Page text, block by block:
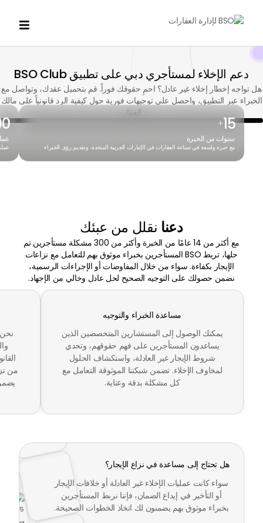

دعم الإخلاء لمستأجري دبي على تطبيق BSO Club
هل تواجه إخطار إخلاء غير عادل؟ احمِ حقوقك فوراً. قم بتحميل عقدك، وتواصل مع
الخبراء عبر التطبيق، واحصل على توجيهات فورية حول كيفية الرد قانونياً على مالك
العقار.
15
+
سنوات من الخبرة
مع خبرة واسعة في صناعة العقارات في الإمارات العربية المتحدة، وتقديم رؤى الخبراء.
دعنا نقلل من عبئك
مع أكثر من 14 عامًا من الخبرة وأكثر من 300 مشكلة مستأجرين تم
حلها، تربط BSO المستأجرين بخبراء موثوق بهم للتعامل مع نزاعات
الإيجار بكفاءة. سواء من خلال المفاوضات أو الإجراءات الرسمية،
نضمن حصولك على التوجيه الصحيح لحل عادل وخالي من الإجهاد.
مساعدة الخبراء والتوجيه
يمكنك الوصول إلى المستشارين المتخصصين الذين
يساعدون المستأجرين على فهم حقوقهم، وتحدي
شروط الإيجار غير العادلة، واستكشاف الحلول
لمخاوف الإخلاء. تضمن شبكتنا الموثوقة التعامل مع
كل مشكلة بدقة وعناية.
من
هل تحتاج إلى مساعدة في نزاع الإيجار؟
سواء كانت عمليات الإخلاء غير العادلة أو خلافات الإيجار
أو التأخير في إيداع الضمان، فإننا نربط المستأجرين
بخبراء موثوق بهم يضمنون لك اتخاذ الخطوات الصحيحة.